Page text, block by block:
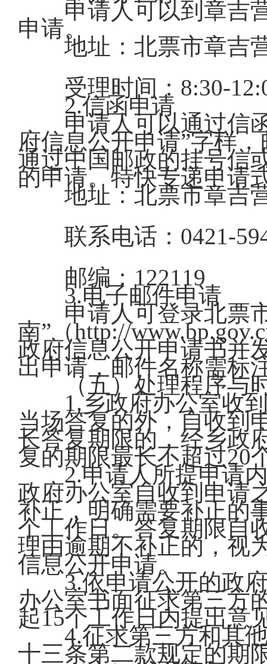
申请人可以到章吉营
申请。
地址：北票市章吉营
受理时间：8:30-
2.信函申请
申请人可以通过信函
府信息公开申请”字样
通过中国邮政的挂号信
的申请。特快专递申请
地址：北票市章吉营
联系电话：0421-
邮编：122119
3.电子邮件申请
申请人可登录北票市
南”（http://
政府信息公开申请书并
出申请，邮件名称需标
（五）处理程序与
1.乡政府办公室收到
当场答复的外，自收到
长答复期限的，经乡政
复的期限最长不超过20
2.申请人所提申请内
政府办公室自收到申请
补正，明确需要补正的
个工作日。答复期限自
理由逾期不补正的，视
信息公开申请。
3.依申请公开的政府
办公室书面征求第三方
起15个工作日内提出意
4.征求第三方和其他
十三条第二款规定的期